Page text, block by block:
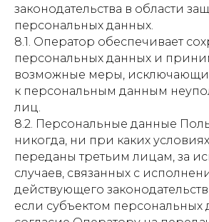
законодательства в области
персональных данных.
8.1. Оператор обеспечивает
персональных данных и
возможные меры,
к персональным данным
лиц.
8.2. Персональные данные
никогда, ни при каких
переданы третьим лицам, за
случаев, связанных с
действующего
если субъектом персональных